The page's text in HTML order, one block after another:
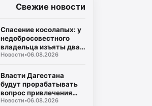
Свежие новости
Спасение косолапых: у
недобросовестного
владельца изъяты два
бурых медведя
Новости•06.08.2026
Власти Дагестана
будут прорабатывать
вопрос привлечения
вертикально-
Новости•06.08.2026